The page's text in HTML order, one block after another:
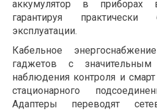
аккумулятор в приборах
гарантируя практически
эксплуатации.
Кабельное
гаджетов с
наблюдения контроля и
стационарного
Адаптеры переводят